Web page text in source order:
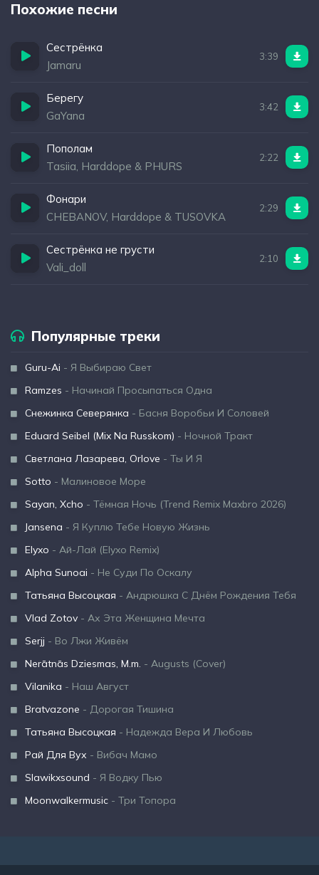
Похожие песни
Сестрёнка
Jamaru
3:39
Берегу
GaYana
3:42
Пополам
Tasiia, Harddope & PHURS
2:22
Фонари
CHEBANOV, Harddope & TUSOVKA
2:29
Сестрёнка не грусти
Vali_doll
2:10
Популярные треки
Guru-Ai - Я Выбираю Свет
Ramzes - Начинай Просыпаться Одна
Снежинка Северянка - Басня Воробьи И Соловей
Eduard Seibel (Mix Na Russkom) - Ночной Тракт
Светлана Лазарева, Orlove - Ты И Я
Sotto - Малиновое Море
Sayan, Xcho - Тёмная Ночь (Trend Remix Maxbro 2026)
Jansena - Я Куплю Тебе Новую Жизнь
Elyxo - Ай-Лай (Elyxo Remix)
Alpha Sunoai - Не Суди По Оскалу
Татьяна Высоцкая - Андрюшка С Днём Рождения Тебя
Vlad Zotov - Ах Эта Женщина Мечта
Serjj - Во Лжи Живём
Nerātnās Dziesmas, M.m. - Augusts (Cover)
Vilanika - Наш Август
Bratvazone - Дорогая Тишина
Татьяна Высоцкая - Надежда Вера И Любовь
Рай Для Вух - Вибач Мамо
Slawikxsound - Я Водку Пью
Moonwalkermusic - Три Топора